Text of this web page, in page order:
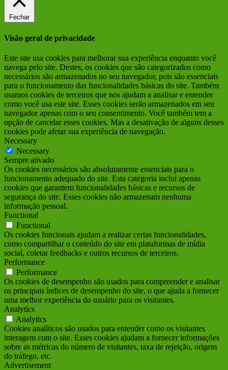
Fechar
Visão geral de privacidade
Este site usa cookies para melhorar sua experiência enquanto você
navega pelo site. Destes, os cookies que são categorizados como
necessários são armazenados no seu navegador, pois são essenciais
para o funcionamento das funcionalidades básicas do site. Também
usamos cookies de terceiros que nos ajudam a analisar e entender
como você usa este site. Esses cookies serão armazenados em seu
navegador apenas com o seu consentimento. Você também tem a
opção de cancelar esses cookies. Mas a desativação de alguns desses
cookies pode afetar sua experiência de navegação.
Necessary
Necessary
Sempre ativado
Os cookies necessários são absolutamente essenciais para o
funcionamento adequado do site. Esta categoria inclui apenas
cookies que garantem funcionalidades básicas e recursos de
segurança do site. Esses cookies não armazenam nenhuma
informação pessoal.
Functional
Functional
Os cookies funcionais ajudam a realizar certas funcionalidades,
como compartilhar o conteúdo do site em plataformas de mídia
social, coletar feedbacks e outros recursos de terceiros.
Performance
Performance
Os cookies de desempenho são usados para compreender e analisar
os principais índices de desempenho do site, o que ajuda a fornecer
uma melhor experiência do usuário para os visitantes.
Analytics
Analytics
Cookies analíticos são usados para entender como os visitantes
interagem com o site. Esses cookies ajudam a fornecer informações
sobre as métricas do número de visitantes, taxa de rejeição, origem
do tráfego, etc.
Advertisement